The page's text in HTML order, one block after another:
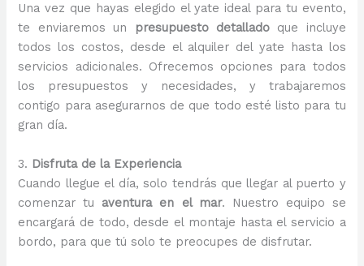
Una vez que hayas elegido el yate ideal para tu evento,
te enviaremos un
presupuesto detalladoque incluye
todos los costos, desde el alquiler del yate hasta los
servicios adicionales. Ofrecemos opciones para todos
los presupuestos y necesidades, y trabajaremos
contigo para asegurarnos de que todo esté listo para tu
gran día.
3. Disfruta de la Experiencia
Cuando llegue el día, solo tendrás que llegar al puerto y
comenzar tu aventura en el mar. Nuestro equipo se
encargará de todo, desde el montaje hasta el servicio a
bordo, para que tú solo te preocupes de disfrutar.